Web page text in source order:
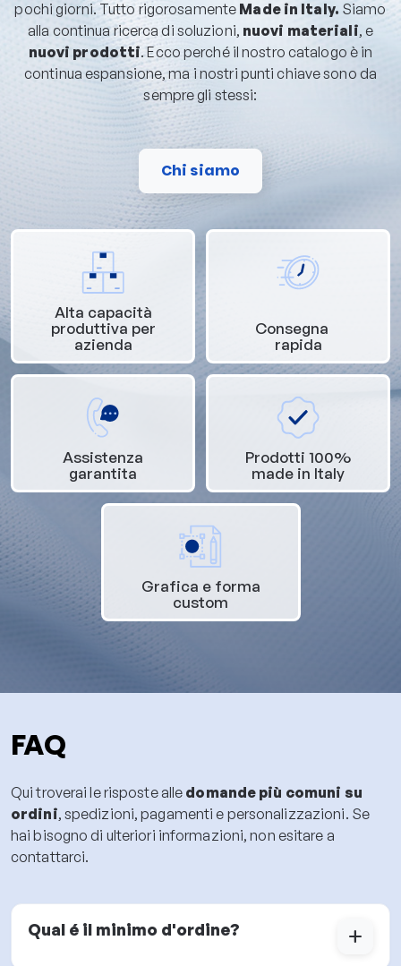
pochi giorni. Tutto rigorosamente Made in Italy. Siamo
alla continua ricerca di soluzioni, nuovi materiali, e
nuovi prodotti. Ecco perché il nostro catalogo è in
continua espansione, ma i nostri punti chiave sono da
sempre gli stessi:
Chi siamo
Alta capacità
produttiva per
azienda
Consegna
rapida
Assistenza
garantita
Prodotti 100%
made in Italy
Grafica e forma
custom
FAQ
Qui troverai le risposte alle domande più comuni su
ordini, spedizioni, pagamenti e personalizzazioni. Se
hai bisogno di ulteriori informazioni, non esitare a
contattarci.
Qual é il minimo d'ordine? add